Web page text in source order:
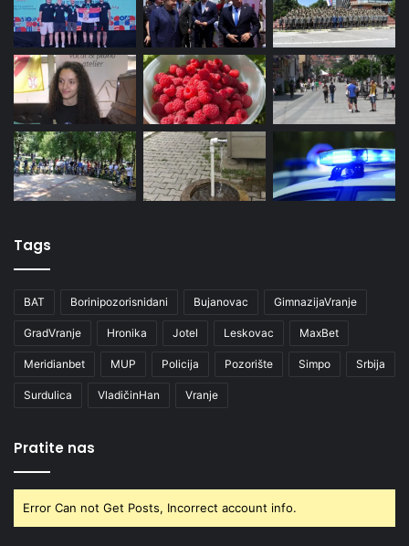
Tags
BAT Borinipozorisnidani Bujanovac GimnazijaVranje
GradVranje Hronika Jotel Leskovac MaxBet
Meridianbet MUP Policija Pozorište Simpo Srbija
Surdulica VladičinHan Vranje
Pratite nas
Error Can not Get Posts, Incorrect account info.